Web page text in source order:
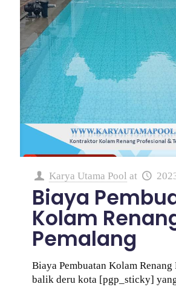
Karya Utama Pool at
Biaya
Kolam
Pemalang
Biaya Pembuatan Kolam Renang
balik deru kota [pgp_sticky]